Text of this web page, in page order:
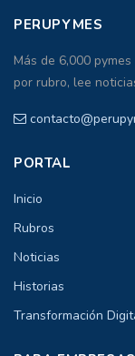
PERUPYMES
Más de 6,000
por rubro, lee
PORTAL
Inicio
Rubros
Noticias
Historias
Transformación